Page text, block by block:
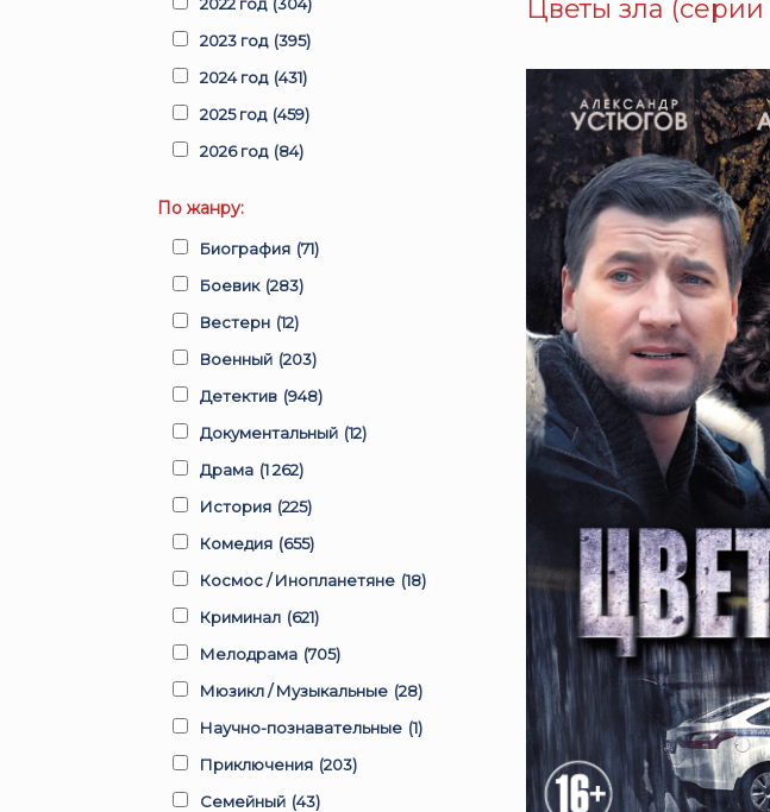
Цветы зла (серии
2023 год (395)
2024 год (431)
2025 год (459)
2026 год (84)
По жанру:
Биография (71)
Боевик (283)
Вестерн (12)
Военный (203)
Детектив (948)
Документальный (12)
Драма (1 262)
История (225)
Комедия (655)
Космос / Инопланетяне (18)
Криминал (621)
Мелодрама (705)
Мюзикл / Музыкальные (28)
Научно-познавательные (1)
Приключения (203)
Семейный (43)